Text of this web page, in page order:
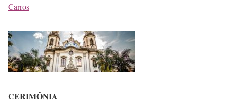
Carros
CERIMÔNIA